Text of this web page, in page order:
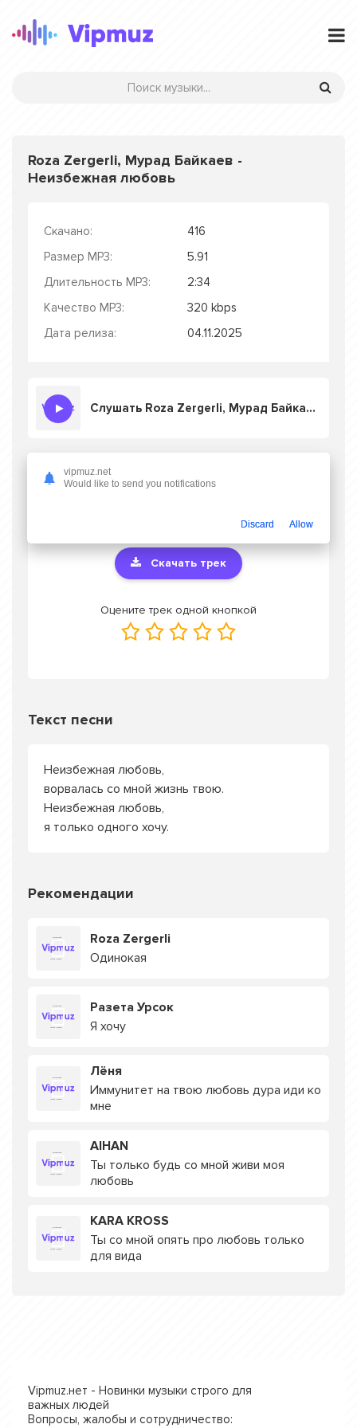
Roza Zergerli, Мурад Байкаев -
Неизбежная любовь
Скачано:
416
Размер MP3:
5.91
Длительность MP3:
2:34
Качество MP3:
320 kbps
Дата релиза:
04.11.2025
Слушать Roza Zergerli, Мурад Байкаев - Неизбежная любовь
Скачать песню Roza Zergerli, Мурад
Байкаев - Неизбежная любовь
Скачать трек
Оцените трек одной кнопкой
Текст песни
Неизбежная любовь,
ворвалась со мной жизнь твою.
Неизбежная любовь,
я только одного хочу.
Рекомендации
Roza Zergerli
Одинокая
Разета Урсок
Я хочу
Лёня
Иммунитет на твою любовь дура иди ко
мне
AIHAN
Ты только будь со мной живи моя
любовь
KARA KROSS
Ты со мной опять про любовь только
для вида
Vipmuz.нет - Новинки музыки строго для
важных людей
Вопросы, жалобы и сотрудничество:
vipmuz.net
Would like to send you notifications
Discard Allow